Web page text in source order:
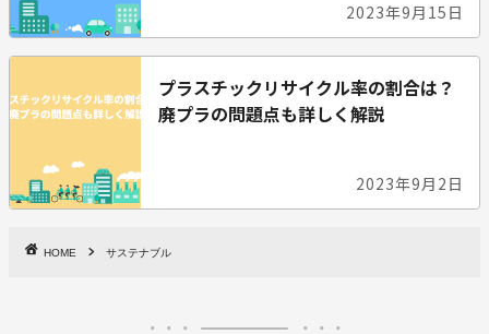
2023年9月15日
プラスチックリサイクル率の割合は？
廃プラの問題点も詳しく解説
2023年9月2日
HOME サステナブル